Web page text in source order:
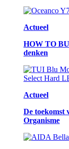
Actueel
HOW TO
denken
Actueel
De toekomst
Organisme